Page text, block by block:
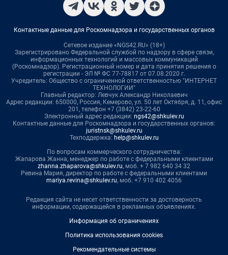
Контактные данные для Роскомнадзора и государственных органов
Сетевое издание «NGS42.RU» (18+)
Зарегистрировано Федеральной службой по надзору в сфере связи,
информационных технологий и массовых коммуникаций
(Роскомнадзор). Регистрационный номер и дата принятия решения о
регистрации - ЭЛ № ФС 77-78817 от 07.08.2020 г.
Учредитель: Общество с ограниченной ответственностью "ИНТЕРНЕТ
ТЕХНОЛОГИИ"
Главный редактор: Левчук Александр Николаевич
Адрес редакции: 650000, Россия, Кемерово, ул. 50 лет Октября, д. 11, офис
201, телефон +7 (3842) 23-22-60
Электронный адрес редакции: ngs42@shkulev.ru
Контактные данные для Роскомнадзора и государственных органов:
juristnsk@shkulev.ru
Техподдержка: help@shkulev.ru
По вопросам коммерческого сотрудничества:
Жапарова Жанна, менеджер по работе с федеральными клиентами
zhanna.zhaparova@shkulev.ru, моб. + 7 982 640 34 32
Ревина Мария, директор по работе с федеральными клиентами
mariya.revina@shkulev.ru, моб. +7 910 402 4056
Редакция сайта не несет ответственности за достоверность
информации, содержащейся в рекламных объявлениях.
Информация об ограничениях
Политика использования cookies
Рекомендательные системы